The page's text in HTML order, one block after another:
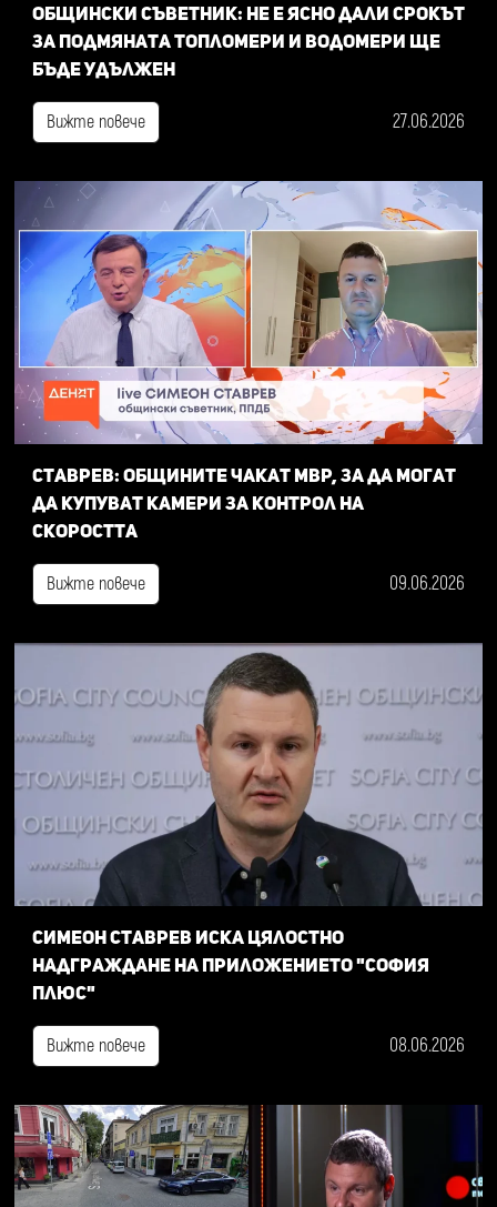
Общински съветник: Не е ясно дали срокът
за подмяната топломери и водомери ще
бъде удължен
Вижте повече 27.06.2026
Ставрев: общините чакат МВР, за да могат
да купуват камери за контрол на
скоростта
Вижте повече 09.06.2026
Симеон Ставрев иска цялостно
надграждане на приложението "София
плюс"
Вижте повече 08.06.2026